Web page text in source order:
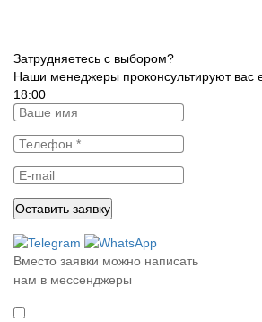
Затрудняетесь с выбором?
Наши менеджеры проконсультируют вас
18:00
Вместо заявки можно написать
нам в мессенджеры